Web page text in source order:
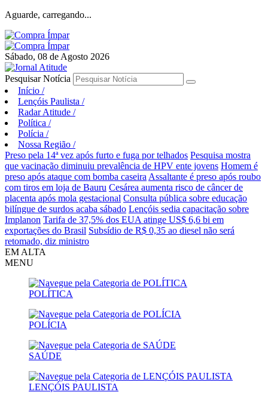
Aguarde, carregando...
Sábado, 08 de Agosto 2026
Pesquisar Notícia
Início /
Lençóis Paulista /
Radar Atitude /
Política /
Polícia /
Nossa Região /
Preso pela 14ª vez após furto e fuga por telhados Pesquisa mostra
que vacinação diminuiu prevalência de HPV ente jovens Homem é
preso após ataque com bomba caseira Assaltante é preso após roubo
com tiros em loja de Bauru Cesárea aumenta risco de câncer de
placenta após mola gestacional Consulta pública sobre educação
bilíngue de surdos acaba sábado Lençóis sedia capacitação sobre
Implanon Tarifa de 37,5% dos EUA atinge US$ 6,6 bi em
exportações do Brasil Subsídio de R$ 0,35 ao diesel não será
retomado, diz ministro
EM ALTA
MENU
POLÍTICA
POLÍCIA
SAÚDE
LENÇÓIS PAULISTA